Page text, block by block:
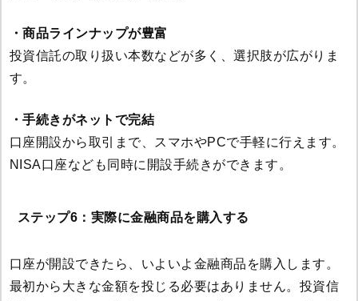
・商品ラインナップが豊富
投資信託の取り扱い本数などが多く、選択肢が広がりま
す。
・手続きがネットで完結
口座開設から取引まで、スマホやPCで手軽に行えます。
NISA口座なども同時に開設手続きができます。
ステップ6：実際に金融商品を購入する
口座が開設できたら、いよいよ金融商品を購入します。
最初から大きな金額を投じる必要はありません。投資信